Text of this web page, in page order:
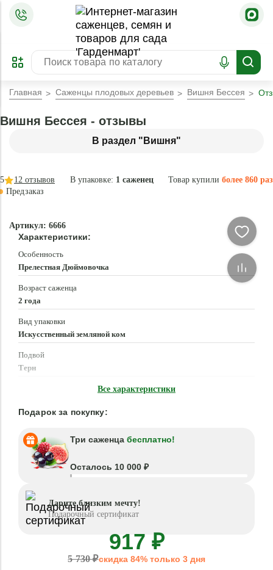
ПРЕДЗАКАЗ
ЗАБРОНИРОВАТЬ
ЛУЧШЕЕ
Главная Саженцы плодовых деревьев Вишня Бессея
В раздел "Вишня"
Вишня Бессея - отзывы
В упаковке: 1 саженец Товар купили более 860 раз
5 12 отзывов
Предзаказ
Артикул: 6666
Характеристики:
Особенность
Прелестная Дюймовочка
Возраст саженца
2 года
Вид упаковки
Искусственный земляной ком
Подвой
Терн
Все характеристики
Подарок за покупку:
Три саженца бесплатно!
Осталось 10 000 ₽
Дарите близким мечту!
Подарочный сертификат
917 ₽
5 730 ₽скидка 84% только 3 дня